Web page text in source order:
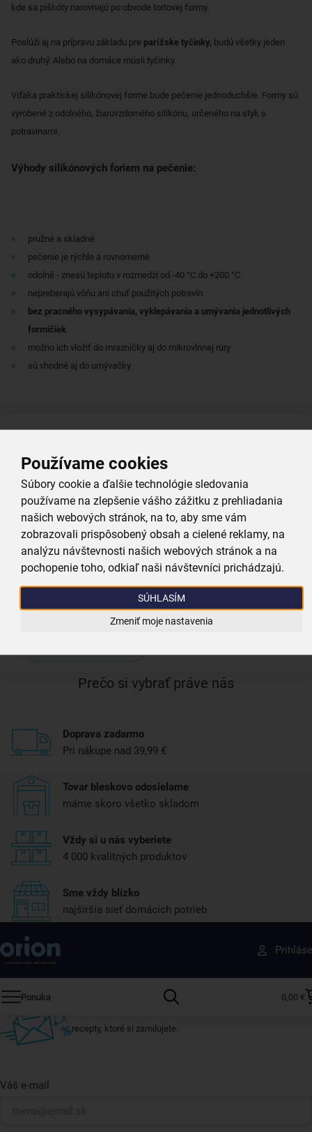
Používame cookies
Súbory cookie a ďalšie technológie sledovania
používame na zlepšenie vášho zážitku z prehliadania
našich webových stránok, na to, aby sme vám
zobrazovali prispôsobený obsah a cielené reklamy, na
analýzu návštevnosti našich webových stránok a na
pochopenie toho, odkiaľ naši návštevníci prichádzajú.
SÚHLASÍM
Zmeniť moje nastavenia
kde sa piškóty narovnajú po obvode tortovej formy.
Poslúži aj na prípravu základu pre parížske tyčinky, budú všetky jeden
ako druhý. Alebo na domáce müsli tyčinky.
Vďaka praktickej silikónovej forme bude pečenie jednoduchšie. Formy sú
vyrobené z odolného, ​​žiaruvzdorného silikónu, určeného na styk s
potravinami.
Výhody silikónových foriem na pečenie:
pružné a skladné
pečenie je rýchle a rovnomerné
odolné - znesú teplotu v rozmedzí od -40 °C do +200 °C
nepreberajú vôňu ani chuť použitých potravín
bez pracného vysypávania, vyklepávania a umývania jednotlivých
formičiek
možno ich vložiť do mrazničky aj do mikrovlnnej rúry
sú vhodné aj do umývačky
Vlastnosti produktu
Materiál: silikón
Nepriľnavý povrch: áno
Farby: hnedá
Dĺžka (cm): 28
Prečo si vybrať práve nás
Doprava zadarmo
Pri nákupe nad 39,99 €
Tovar bleskovo odosielame
máme skoro všetko skladom
Vždy si u nás vyberiete
4 000 kvalitných produktov
Sme vždy blízko
najširšia sieť domácich potrieb
Ponuka 0,00 €
Získajte rady, recepty a tipy na zľavy skôr ako
ktokoľvek iný
Prihláste sa k odberu nášho newslettera.
recepty, ktoré si zamilujete.
Váš e-mail